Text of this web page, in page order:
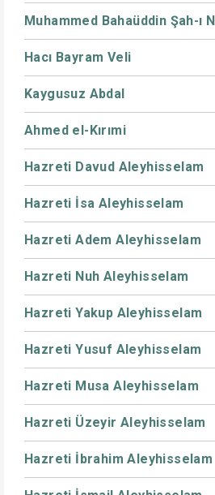
Muhammed Bahaüddin Şah-ı
Hacı Bayram Veli
Kaygusuz Abdal
Ahmed el-Kırımi
Hazreti Davud Aleyhisselam
Hazreti İsa Aleyhisselam
Hazreti Adem Aleyhisselam
Hazreti Nuh Aleyhisselam
Hazreti Yakup Aleyhisselam
Hazreti Yusuf Aleyhisselam
Hazreti Musa Aleyhisselam
Hazreti Üzeyir Aleyhisselam
Hazreti İbrahim Aleyhisselam